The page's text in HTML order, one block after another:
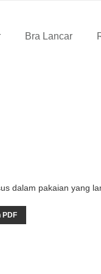
Bra Lancar
dalam pakaian yang
PDF